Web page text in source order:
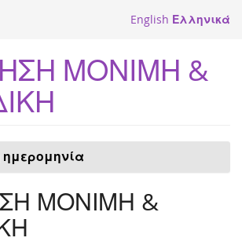
English Ελληνικά
ΜΟΝΙΜΗ &
ημερομηνία
ΜΟΝΙΜΗ &